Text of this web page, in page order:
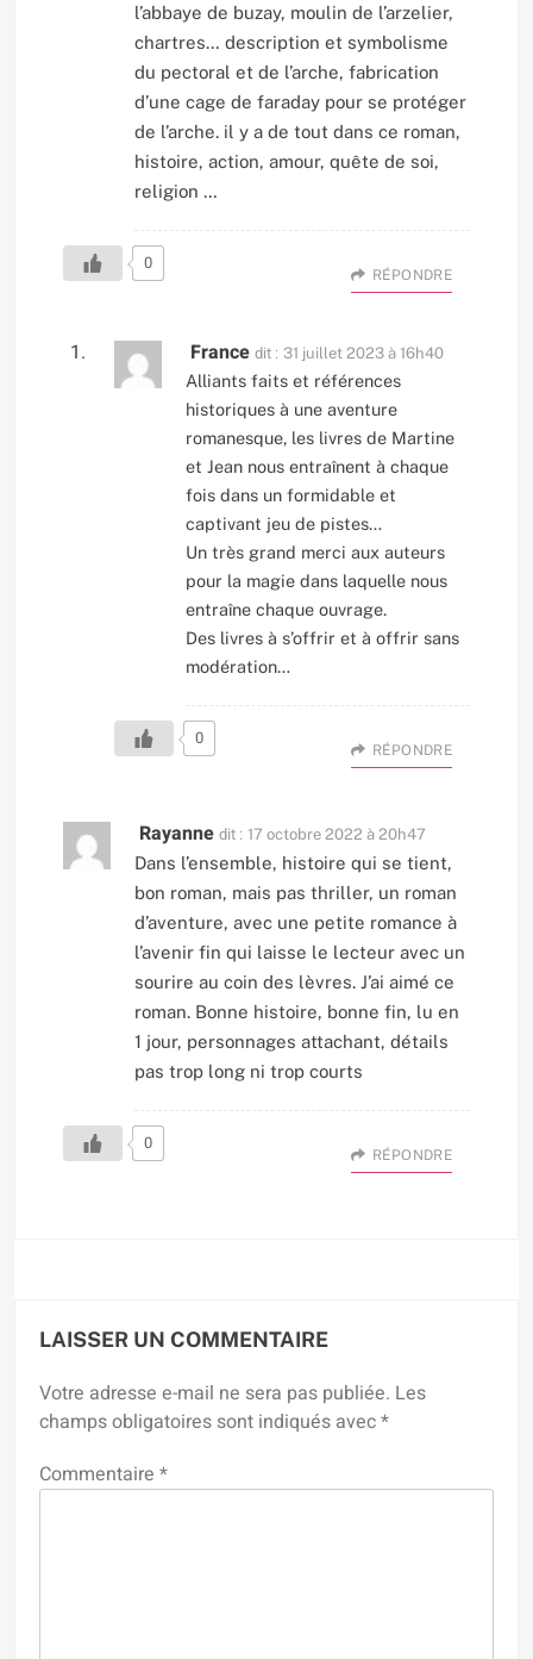
l’abbaye de buzay, moulin de l’arzelier,
chartres… description et symbolisme
du pectoral et de l’arche, fabrication
d’une cage de faraday pour se protéger
de l’arche. il y a de tout dans ce roman,
histoire, action, amour, quête de soi,
religion …
0
RÉPONDRE
France dit : 31 juillet 2023 à 16h40
Alliants faits et références
historiques à une aventure
romanesque, les livres de Martine
et Jean nous entraînent à chaque
fois dans un formidable et
captivant jeu de pistes…
Un très grand merci aux auteurs
pour la magie dans laquelle nous
entraîne chaque ouvrage.
Des livres à s’offrir et à offrir sans
modération…
0
RÉPONDRE
Rayanne dit : 17 octobre 2022 à 20h47
Dans l’ensemble, histoire qui se tient,
bon roman, mais pas thriller, un roman
d’aventure, avec une petite romance à
l’avenir fin qui laisse le lecteur avec un
sourire au coin des lèvres. J’ai aimé ce
roman. Bonne histoire, bonne fin, lu en
1 jour, personnages attachant, détails
pas trop long ni trop courts
0
RÉPONDRE
LAISSER UN COMMENTAIRE
Votre adresse e-mail ne sera pas publiée. Les
champs obligatoires sont indiqués avec*
Commentaire *